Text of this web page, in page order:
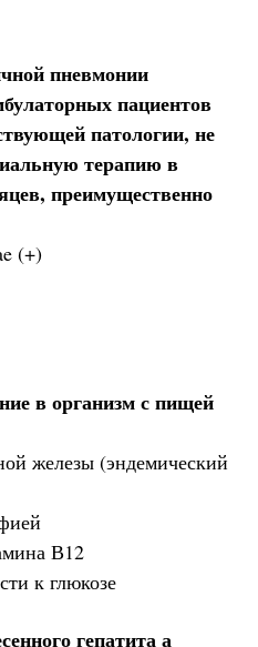
пневмонии
пациентов
патологии, не
терапию в
преимущественно
(+)
в организм с пищей
железы (эндемический
В12
к глюкозе
гепатита а